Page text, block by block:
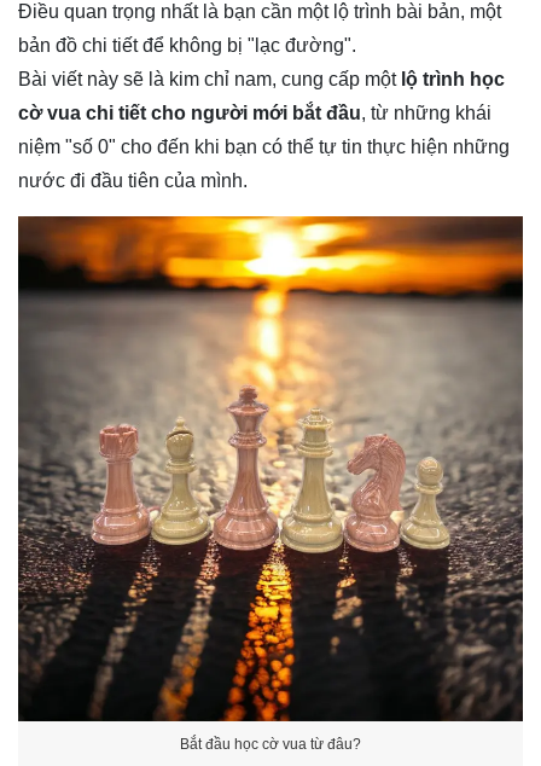
Điều quan trọng nhất là bạn cần một lộ trình bài bản, một
bản đồ chi tiết để không bị "lạc đường".
Bài viết này sẽ là kim chỉ nam, cung cấp một lộ trình học
cờ vua chi tiết cho người mới bắt đầu, từ những khái
niệm "số 0" cho đến khi bạn có thể tự tin thực hiện những
nước đi đầu tiên của mình.
Bắt đầu học cờ vua từ đâu?